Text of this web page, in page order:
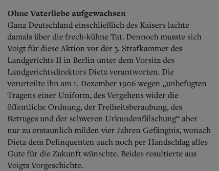
Ohne Vaterliebe aufgewachsen
Ganz Deutschland einschließlich des Kaisers lachte
damals über die frech-kühne Tat. Dennoch musste sich
Voigt für diese Aktion vor der 3. Strafkammer des
Landgerichts II in Berlin unter dem Vorsitz des
Landgerichtsdirektors Dietz verantworten. Die
verurteilte ihn am 1. Dezember 1906 wegen „unbefugten
Tragens einer Uniform, des Vergehens wider die
öffentliche Ordnung, der Freiheitsberaubung, des
Betruges und der schweren Urkundenfälschung“ aber
nur zu erstaunlich milden vier Jahren Gefängnis, wonach
Dietz dem Delinquenten auch noch per Handschlag alles
Gute für die Zukunft wünschte. Beides resultierte aus
Voigts Vorgeschichte.